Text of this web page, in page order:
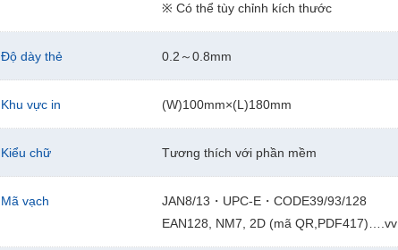
※ Có thể tùy chỉnh kích thước
Độ dày thẻ 0.2～0.8mm
Khu vực in (W)100mm×(L)180mm
Kiểu chữ Tương thích với phần mềm
Mã vạch
JAN8/13・UPC-E・CODE39/93/128
EAN128, NM7, 2D (mã QR,PDF417)….vv